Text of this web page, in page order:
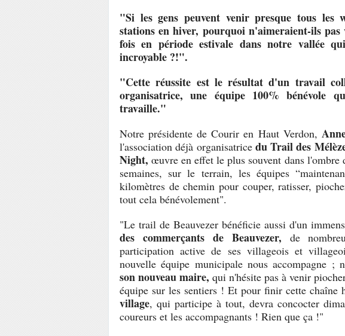
"Si les gens peuvent venir presque tous les
stations en hiver, pourquoi n'aimeraient-ils
fois en période estivale dans notre vallée
incroyable ?!".
"Cette réussite est le résultat d'un travail
organisatrice, une équipe 100%
travaille."
Notre présidente de Courir en Haut Verdon,
l'association déjà organisatrice du Trail des
Night, œuvre en effet le plus souvent dans l'ombre
semaines, sur le terrain, les équipes
kilomètres de chemin pour couper, ratisser,
tout cela bénévolement".
"Le trail de Beauvezer bénéficie aussi d'un
des commerçants de Beauvezer, de
participation active de ses villageois et
nouvelle équipe municipale nous accompagne ;
son nouveau maire, qui n'hésite pas à venir
équipe sur les sentiers ! Et pour finir cette chaîne
village, qui participe à tout, devra concocter
coureurs et les accompagnants ! Rien que ça !"